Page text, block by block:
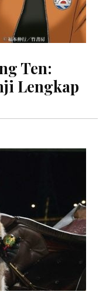
Ten:
Lengkap